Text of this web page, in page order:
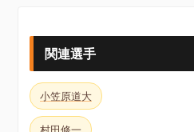
関連選手
小笠原道大